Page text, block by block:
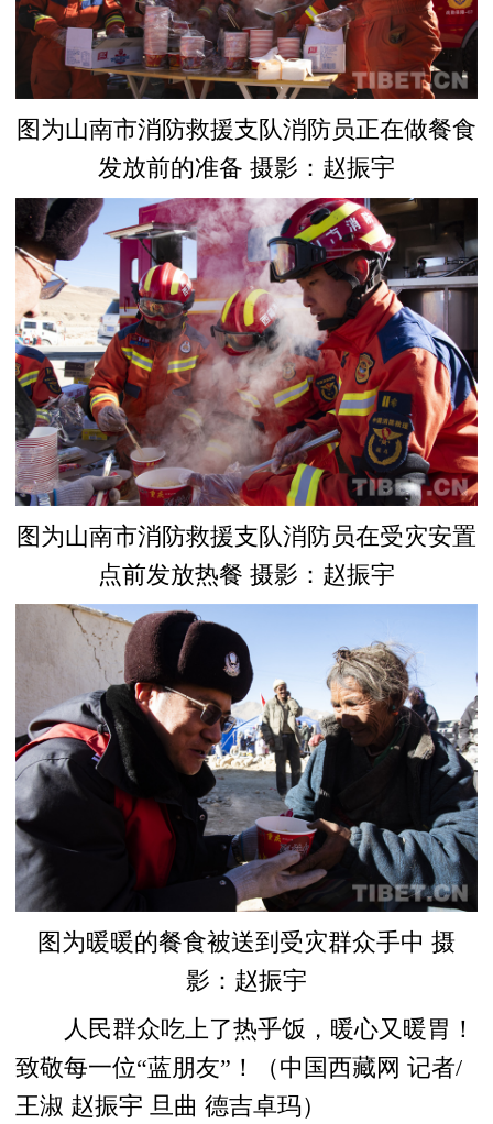
图为山南市消防救援支队消防员正在做餐食
发放前的准备 摄影：赵振宇
图为山南市消防救援支队消防员在受灾安置
点前发放热餐 摄影：赵振宇
图为暖暖的餐食被送到受灾群众手中 摄
影：赵振宇
人民群众吃上了热乎饭，暖心又暖胃！
致敬每一位“蓝朋友”！（中国西藏网 记者/
王淑 赵振宇 旦曲 德吉卓玛）